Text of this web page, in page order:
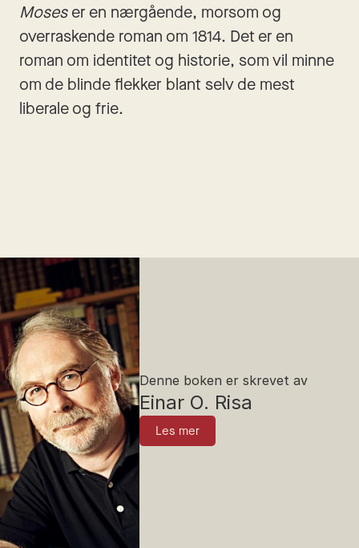
Moses er en nærgående, morsom og
overraskende roman om 1814. Det er en
roman om identitet og historie, som vil minne
om de blinde flekker blant selv de mest
liberale og frie.
Denne boken er skrevet av
Einar O. Risa
Les mer